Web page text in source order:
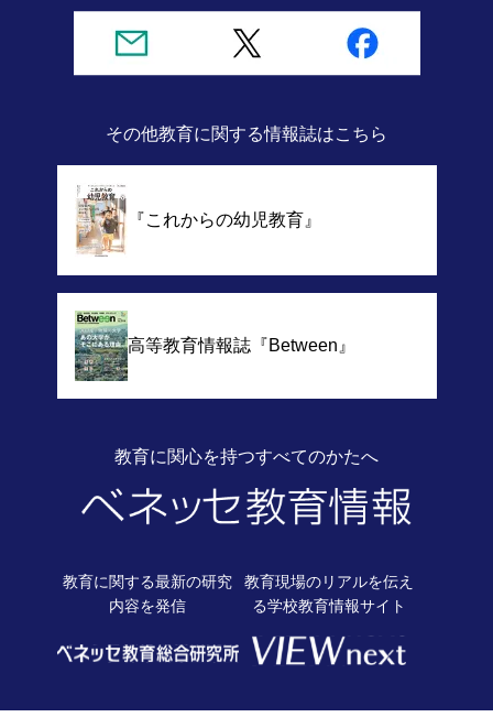
その他教育に関する情報誌はこちら
『これからの幼児教育』
高等教育情報誌『Between』
教育に関心を持つすべてのかたへ
教育に関する最新の研究
内容を発信
教育現場のリアルを伝え
る学校教育情報サイト